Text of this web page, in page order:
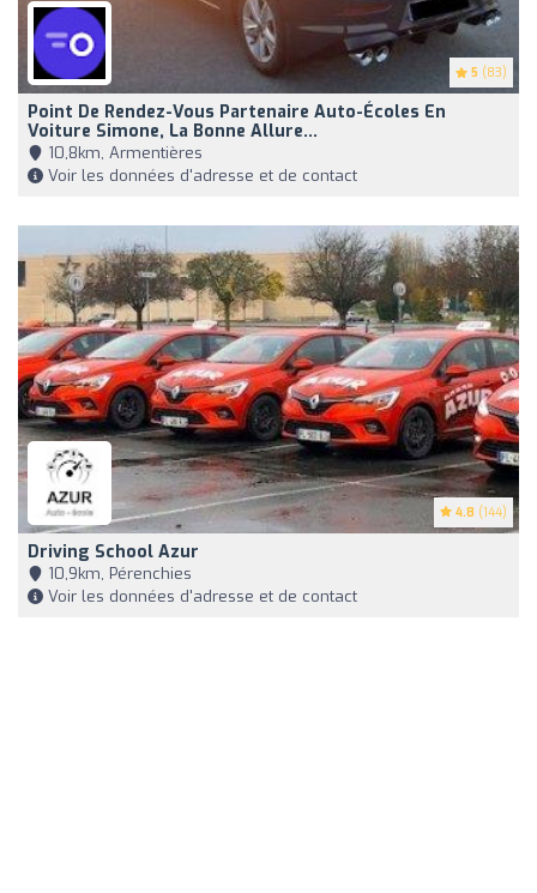
5 (83)
Point De Rendez-Vous Partenaire Auto-Écoles En
Voiture Simone, La Bonne Allure...
10,8km, Armentières
Voir les données d'adresse et de contact
4.8 (144)
Driving School Azur
10,9km, Pérenchies
Voir les données d'adresse et de contact